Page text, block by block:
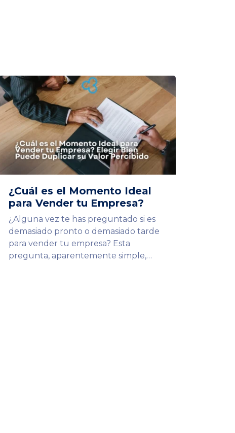
¿Cuál es el Momento Ideal
para Vender tu Empresa?
¿Alguna vez te has preguntado si es
demasiado pronto o demasiado tarde
para vender tu empresa? Esta
pregunta, aparentemente simple,…